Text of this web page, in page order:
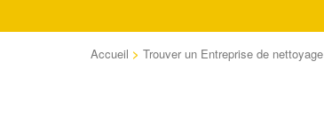
Accueil > Trouver un Entreprise de nettoyage